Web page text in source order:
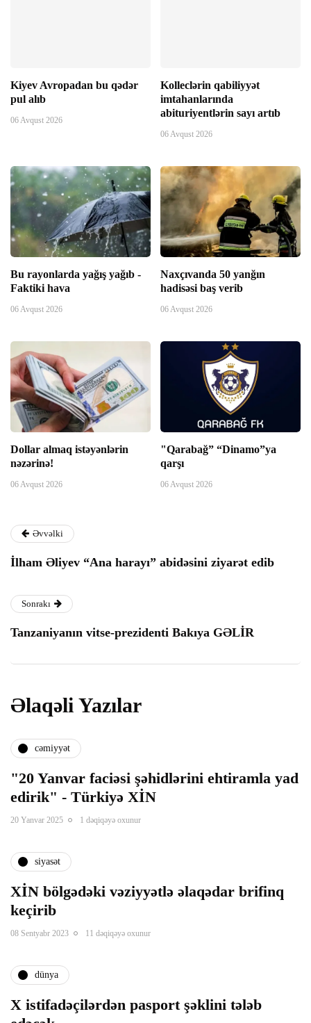
panel
panel
panel
panel
panel
panel
panel
panel
Kiyev Avropadan bu qədər
pul alıb
06 Avqust 2026
Kolleclərin qabiliyyət
imtahanlarında
abituriyentlərin sayı artıb
06 Avqust 2026
Bu rayonlarda yağış yağıb -
Faktiki hava
06 Avqust 2026
Naxçıvanda 50 yanğın
hadisəsi baş verib
06 Avqust 2026
Dollar almaq istəyənlərin
nəzərinə!
06 Avqust 2026
"Qarabağ” “Dinamo”ya
qarşı
06 Avqust 2026
Əvvəlki
İlham Əliyev “Ana harayı” abidəsini ziyarət edib
Sonrakı
Tanzaniyanın vitse-prezidenti Bakıya GƏLİR
Əlaqəli Yazılar
cəmiyyət
"20 Yanvar faciəsi şəhidlərini ehtiramla yad
edirik" - Türkiyə XİN
20 Yanvar 2025 1 dəqiqəyə oxunur
siyasət
XİN bölgədəki vəziyyətlə əlaqədar brifinq
keçirib
08 Sentyabr 2023 11 dəqiqəyə oxunur
dünya
X istifadəçilərdən pasport şəklini tələb